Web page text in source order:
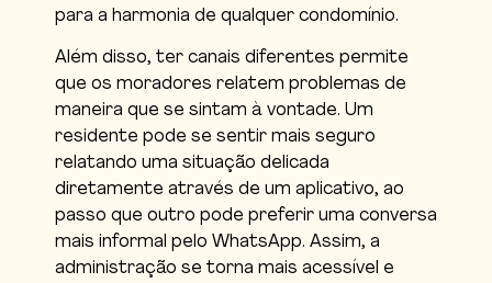
para a harmonia de qualquer condomínio.
Além disso, ter canais diferentes permite
que os moradores relatem problemas de
maneira que se sintam à vontade. Um
residente pode se sentir mais seguro
relatando uma situação delicada
diretamente através de um aplicativo, ao
passo que outro pode preferir uma conversa
mais informal pelo WhatsApp. Assim, a
administração se torna mais acessível e